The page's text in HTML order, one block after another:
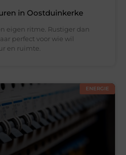
in Oostduinkerke
eigen ritme. Rustiger dan
perfect voor wie wil
en ruimte.
ENERGIE